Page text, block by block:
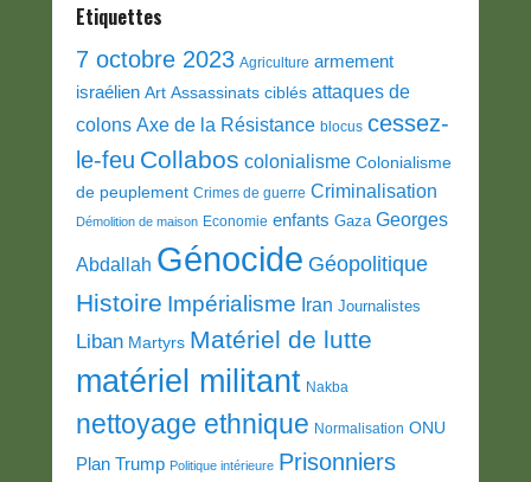
Etiquettes
7 octobre 2023 Agriculture armement
israélien Art Assassinats ciblés attaques de
colons Axe de la Résistance blocus cessez-
le-feu Collabos colonialisme Colonialisme
de peuplement Crimes de guerre Criminalisation
Démolition de maison Economie enfants Gaza Georges
Abdallah Génocide Géopolitique
Histoire Impérialisme Iran Journalistes
Liban Martyrs Matériel de lutte
matériel militant Nakba
nettoyage ethnique Normalisation ONU
Plan Trump Politique intérieure Prisonniers